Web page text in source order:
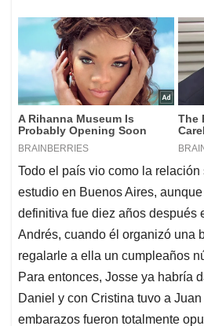
Todo el país vio como la relación
estudio en Buenos Aires,
definitiva fue diez años después
Andrés, cuando él organizó una
regalarle a ella un cumpleaños
Para entonces, Josse ya habría
Daniel y con Cristina tuvo a
embarazos fueron totalmente